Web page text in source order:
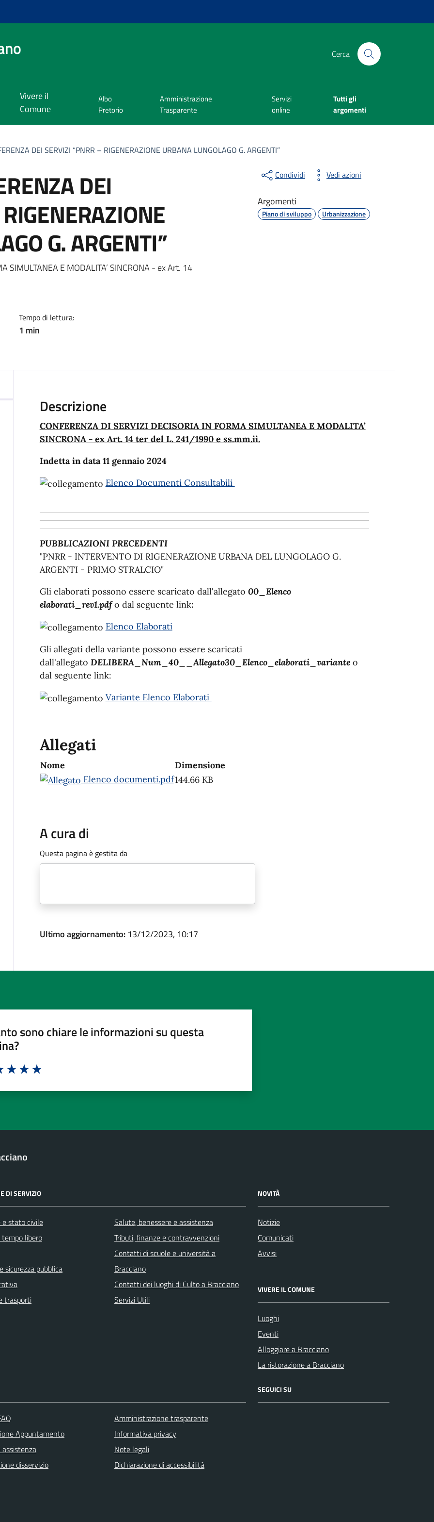
Cerca
Vivere il
Comune
Albo
Pretorio
Amministrazione
Trasparente
Servizi
online
Tutti gli
argomenti
DEI SERVIZI “PNRR – RIGENERAZIONE URBANA LUNGOLAGO G. ARGENTI”
DEI
G. ARGENTI”
SIMULTANEA E MODALITA’ SINCRONA - ex Art. 14
Tempo di lettura:
1 min
Condividi Vedi azioni
Argomenti
Piano di sviluppo Urbanizzazione
Descrizione
CONFERENZA DI SERVIZI DECISORIA IN FORMA SIMULTANEA E MODALITA’
SINCRONA - ex Art. 14 ter del L. 241/1990 e ss.mm.ii.
Indetta in data 11 gennaio 2024
Elenco Documenti Consultabili
PUBBLICAZIONI PRECEDENTI
"PNRR - INTERVENTO DI RIGENERAZIONE URBANA DEL LUNGOLAGO G.
ARGENTI - PRIMO STRALCIO"
Gli elaborati possono essere scaricato dall'allegato 00_Elenco
elaborati_rev1.pdfo dal seguente link:
Elenco Elaborati
Gli allegati della variante possono essere scaricati
dall'allegato DELIBERA_Num_40__Allegato30_Elenco_elaborati_varianteo
dal seguente link:
Variante Elenco Elaborati
Allegati
Nome
Dimensione
Elenco documenti.pdf144.66 KB
A cura di
Questa pagina è gestita da
Ultimo aggiornamento: 13/12/2023, 10:17
sono chiare le informazioni su questa
DI SERVIZIO
e stato civile
libero
sicurezza pubblica
trasporti
Salute, benessere e assistenza
Tributi, finanze e contravvenzioni
Contatti di scuole e università a
Bracciano
Contatti dei luoghi di Culto a Bracciano
Servizi Utili
NOVITÀ
Notizie
Comunicati
Avvisi
VIVERE IL COMUNE
Luoghi
Eventi
Alloggiare a Bracciano
La ristorazione a Bracciano
Appuntamento
assistenza
disservizio
Amministrazione trasparente
Informativa privacy
Note legali
Dichiarazione di accessibilità
SEGUICI SU